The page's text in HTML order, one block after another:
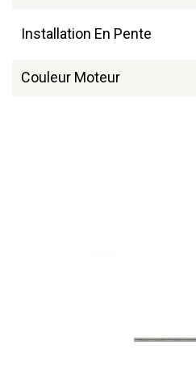
Installation En Pente
Couleur Moteur